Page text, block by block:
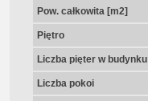
Pow. całkowita [m2]
Piętro
Liczba pięter w budynku
Liczba pokoi